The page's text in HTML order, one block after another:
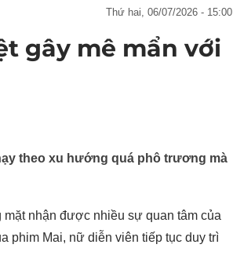
thứ hai, 06/07/2026 - 15:00
gây mê mẩn với
theo xu hướng quá phô trương mà
nhận được nhiều sự quan tâm của
phim Mai, nữ diễn viên tiếp tục duy trì